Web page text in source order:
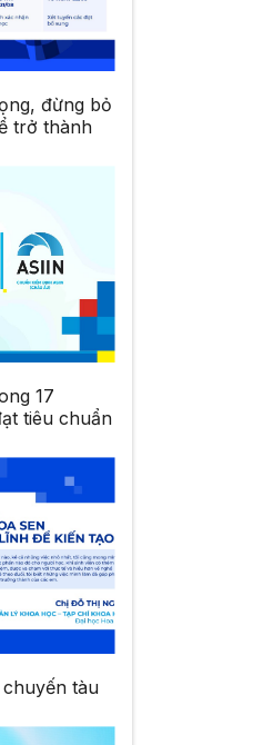
đừng bỏ
trở thành
17
tiêu chuẩn
tàu